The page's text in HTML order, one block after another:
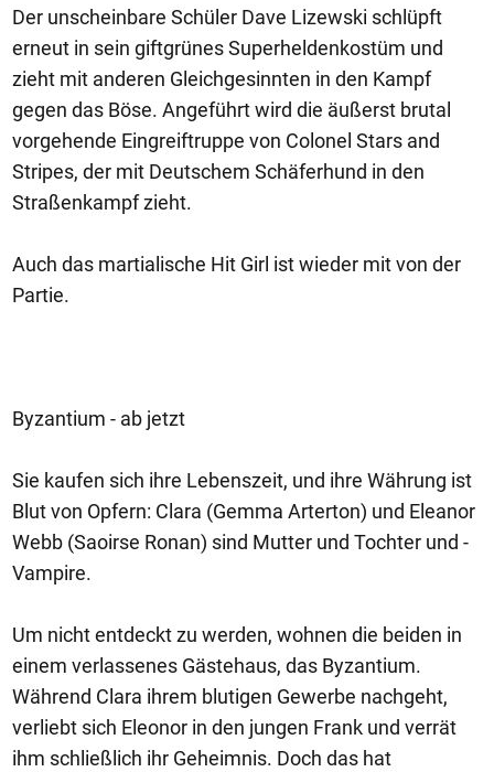
Der unscheinbare Schüler Dave Lizewski schlüpft
erneut in sein giftgrünes Superheldenkostüm und
zieht mit anderen Gleichgesinnten in den Kampf
gegen das Böse. Angeführt wird die äußerst brutal
vorgehende Eingreiftruppe von Colonel Stars and
Stripes, der mit Deutschem Schäferhund in den
Straßenkampf zieht.
Auch das martialische Hit Girl ist wieder mit von der
Partie.
Byzantium - ab jetzt
Sie kaufen sich ihre Lebenszeit, und ihre Währung ist
Blut von Opfern: Clara (Gemma Arterton) und Eleanor
Webb (Saoirse Ronan) sind Mutter und Tochter und -
Vampire.
Um nicht entdeckt zu werden, wohnen die beiden in
einem verlassenes Gästehaus, das Byzantium.
Während Clara ihrem blutigen Gewerbe nachgeht,
verliebt sich Eleonor in den jungen Frank und verrät
ihm schließlich ihr Geheimnis. Doch das hat